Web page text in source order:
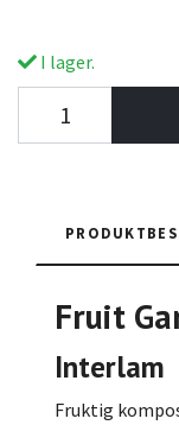
I lager.
Fruit
Interlam
Fruktig